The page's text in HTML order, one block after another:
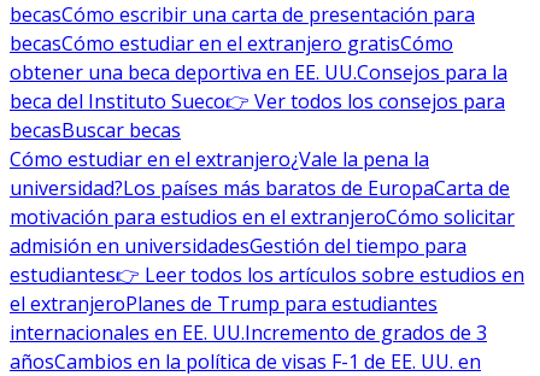
becasCómo escribir una carta de presentación para
becasCómo estudiar en el extranjero gratisCómo
obtener una beca deportiva en EE. UU.Consejos para la
beca del Instituto Sueco👉 Ver todos los consejos para
becasBuscar becas
Cómo estudiar en el extranjero¿Vale la pena la
universidad?Los países más baratos de EuropaCarta de
motivación para estudios en el extranjeroCómo solicitar
admisión en universidadesGestión del tiempo para
estudiantes👉 Leer todos los artículos sobre estudios en
el extranjeroPlanes de Trump para estudiantes
internacionales en EE. UU.Incremento de grados de 3
añosCambios en la política de visas F-1 de EE. UU. en